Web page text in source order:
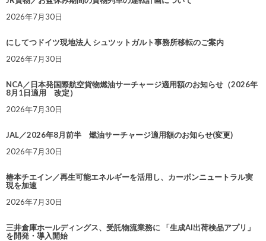
2026年7月30日
にしてつドイツ現地法人 シュツットガルト事務所移転のご案内
2026年7月30日
NCA／日本発国際航空貨物燃油サーチャージ適用額のお知らせ（2026年
8月1日適用 改定）
2026年7月30日
JAL／2026年8月前半 燃油サーチャージ適用額のお知らせ(変更)
2026年7月30日
椿本チエイン／再生可能エネルギーを活用し、カーボンニュートラル実
現を加速
2026年7月30日
三井倉庫ホールディングス、受託物流業務に 「生成AI出荷検品アプリ」
を開発・導入開始